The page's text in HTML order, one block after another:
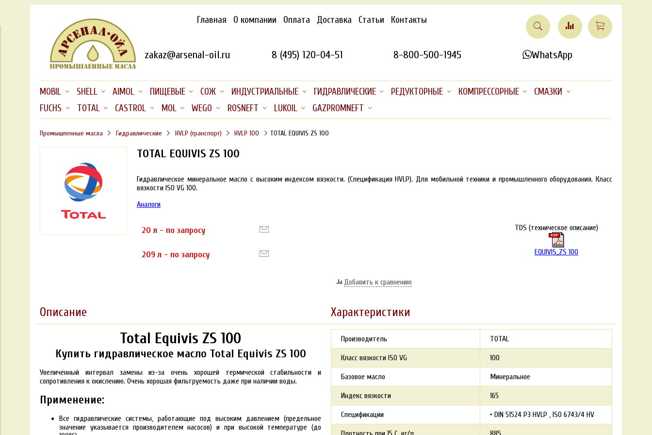
Главная О компании Оплата Доставка Статьи Контакты
zakaz@arsenal-oil.ru 8 (495) 120-04-51 8-800-500-1945 WhatsApp
MOBIL SHELL AIMOL ПИЩЕВЫЕ СОЖ ИНДУСТРИАЛЬНЫЕ ГИДРАВЛИЧЕСКИЕ РЕДУКТОРНЫЕ КОМПРЕССОРНЫЕ
СМАЗКИ
FUCHS
TOTAL CASTROL MOL WEGO ROSNEFT LUKOIL GAZPROMNEFT
Промышленные масла Гидравлические HVLP (транспорт) HVLP 100 TOTAL EQUIVIS ZS 100
TOTAL EQUIVIS ZS 100
Гидравлическое минеральное масло c высоким индексом вязкости. (Спецификация HVLP). Для мобильной техники и промышленного оборудования. Класс
вязкости ISO VG 100.
Аналоги
20 л - по запросу
209 л - по запросу
TDS (техническое описание)
EQUIVIS_ZS 100
Добавить к сравнению
Описание Характеристики
Total Equivis ZS 100
Купить гидравлическое масло Total Equivis ZS 100
Увеличенный интервал замены из-за очень хорошей термической стабильности и
сопротивления к окислению. Очень хорошая фильтруемость даже при наличии воды.
Применение:
Все гидравлические системы, работающие под высоким давлением (предельное
значение указывается производителем насосов) и при высокой температуре (до
Производитель TOTAL
Класс вязкости ISO VG 100
Базовое масло Минеральное
Индекс вязкости 165
Спецификации • DIN 51524 P3 HVLP ISO 6743/4 HV